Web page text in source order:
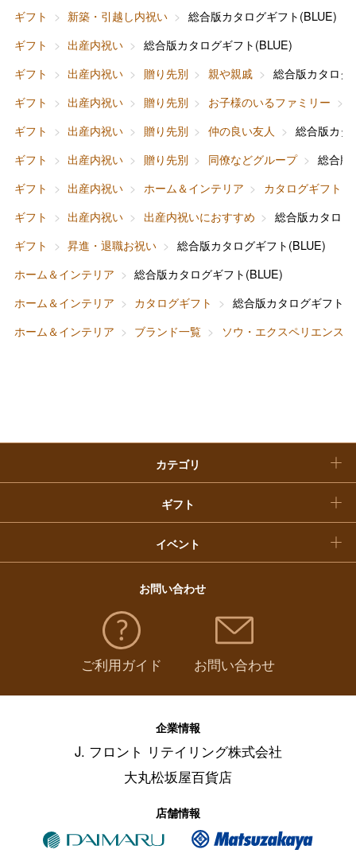
ギフト
新築・引越し内祝い
総合版カタログギフト(BLUE)
ギフト
出産内祝い
総合版カタログギフト(BLUE)
ギフト
出産内祝い 贈り先別 親や親戚
総合版カタログ
ギフト
出産内祝い 贈り先別 お子様のいるファミリー
ギフト
出産内祝い 贈り先別 仲の良い友人
総合版カタ
ギフト
出産内祝い 贈り先別 同僚などグループ
総合版
ギフト
出産内祝い ホーム＆インテリア
カタログギフト
ギフト
出産内祝い 出産内祝いにおすすめ
総合版カタロ
ギフト
昇進・退職お祝い
総合版カタログギフト(BLUE)
ホーム＆インテリア
総合版カタログギフト(BLUE)
ホーム＆インテリア
カタログギフト
総合版カタログギフト
ホーム＆インテリア
ブランド一覧 ソウ・エクスペリエンス
カテゴリ
フード＆スイーツ
ファッション
ホーム＆インテリア
ベビー＆キッズ
ギフト
出産内祝い
結婚内祝い
お香典返し
快気祝い
イベント
バレンタインチョコレート
ホワイトデー
母の日
父の日
お中元
敬老の日
福袋
お問い合わせ
ご利用ガイド お問い合わせ
企業情報
J. フロント リテイリング株式会社
大丸松坂屋百貨店
店舗情報